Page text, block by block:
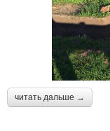
читать дальше →